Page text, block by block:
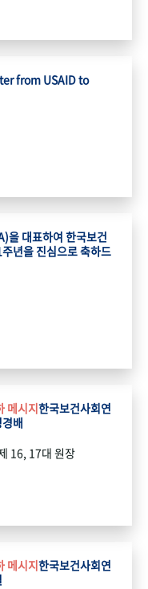
from USAID to
을 대표하여 한국보건
년을 진심으로 축하드
메시지한국보건사회연
배
16, 17대 원장
메시지한국보건사회연